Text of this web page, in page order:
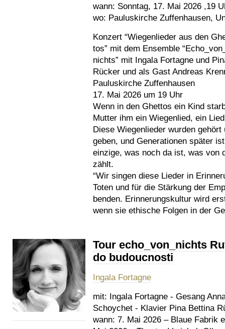
wann: Sonntag, 17. Mai 2026 ,19
wo: Pauluskirche Zuffenhausen,
Konzert “Wiegenlieder aus den
tos” mit dem Ensemble
nichts” mit Ingala Fortagne und
Rücker und als Gast Andreas
Pauluskirche Zuffenhausen
17. Mai 2026 um 19 Uhr
Wenn in den Ghettos ein Kind
Mutter ihm ein Wiegenlied, ein
Diese Wiegenlieder wurden gehört
geben, und Generationen später
einzige, was noch da ist, was von
zählt.
“Wir singen diese Lieder in
Toten und für die Stärkung der
benden. Erinnerungskultur wird
wenn sie ethische Folgen in der
Tour echo_von_nichts
do budoucnosti
Ingala Fortagne
mit: Ingala Fortagne - Gesang
Schoychet - Klavier Pina Bettina
wann: 7. Mai 2026 – Blaue Fabrik